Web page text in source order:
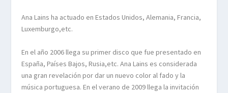
Ana Lains ha actuado en Estados Unidos, Alemania, Francia,
Luxemburgo,etc.
En el año 2006 llega su primer disco que fue presentado en
España, Países Bajos, Rusia,etc. Ana Lains es considerada
una gran revelación por dar un nuevo color al fado y la
música portuguesa. En el verano de 2009 llega la invitación